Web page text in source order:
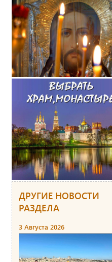
ДРУГИЕ НОВОСТИ
РАЗДЕЛА
3 Августа 2026